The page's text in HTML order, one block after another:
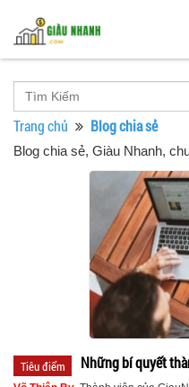
Trang chủ Blog chia sẻ
Blog chia sẻ, Giàu Nhanh,
Tiêu điểm Những bí quyết